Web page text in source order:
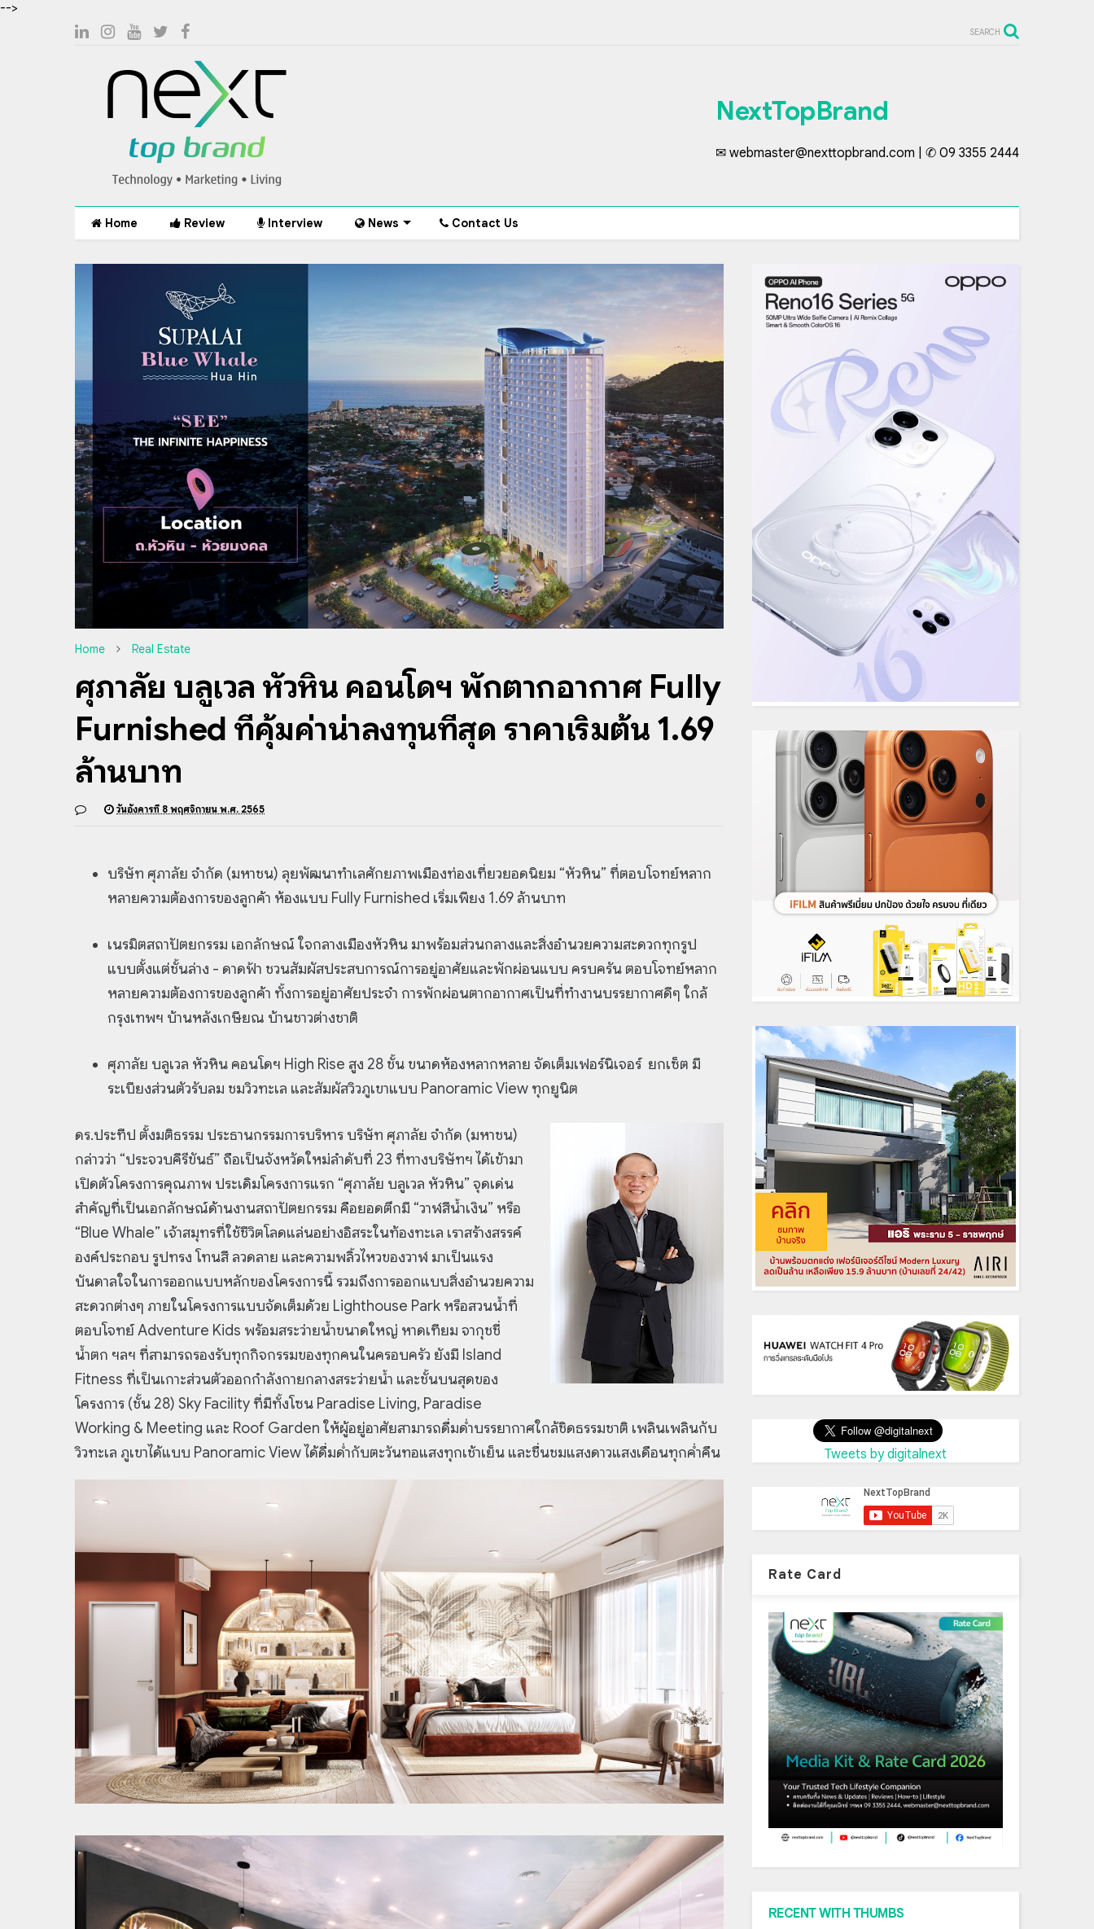
-->
SEARCH
NextTopBrand
✉ webmaster@nexttopbrand.com | ✆ 09 3355 2444
Home Review Interview News Contact Us
Home Real Estate
ศุภาลัย บลูเวล หัวหิน คอนโดฯ พักตากอากาศ Fully
Furnished ที่คุ้มค่าน่าลงทุนที่สุด ราคาเริ่มต้น 1.69
ล้านบาท
วันอังคารที่ 8 พฤศจิกายน พ.ศ. 2565
บริษัท ศุภาลัย จำกัด (มหาชน) ลุยพัฒนาทำเลศักยภาพเมืองท่องเที่ยวยอดนิยม “หัวหิน” ที่ตอบโจทย์หลาก
หลายความต้องการของลูกค้า ห้องแบบ Fully Furnished เริ่มเพียง 1.69 ล้านบาท
เนรมิตสถาปัตยกรรม เอกลักษณ์ ใจกลางเมืองหัวหิน มาพร้อมส่วนกลางและสิ่งอำนวยความสะดวกทุกรูป
แบบตั้งแต่ชั้นล่าง - ดาดฟ้า ชวนสัมผัสประสบการณ์การอยู่อาศัยและพักผ่อนแบบ ครบครัน ตอบโจทย์หลาก
หลายความต้องการของลูกค้า ทั้งการอยู่อาศัยประจำ การพักผ่อนตากอากาศเป็นที่ทำงานบรรยากาศดีๆ ใกล้
กรุงเทพฯ บ้านหลังเกษียณ บ้านชาวต่างชาติ
ศุภาลัย บลูเวล หัวหิน คอนโดฯ High Rise สูง 28 ชั้น ขนาดห้องหลากหลาย จัดเต็มเฟอร์นิเจอร์ ยกเซ็ต มี
ระเบียงส่วนตัวรับลม ชมวิวทะเล และสัมผัสวิวภูเขาแบบ Panoramic View ทุกยูนิต
ดร.ประทีป ตั้งมติธรรม ประธานกรรมการบริหาร บริษัท ศุภาลัย จำกัด (มหาชน)
กล่าวว่า “ประจวบคีรีขันธ์” ถือเป็นจังหวัดใหม่ลำดับที่ 23 ที่ทางบริษัทฯ ได้เข้ามา
เปิดตัวโครงการคุณภาพ ประเดิมโครงการแรก “ศุภาลัย บลูเวล หัวหิน” จุดเด่น
สำคัญที่เป็นเอกลักษณ์ด้านงานสถาปัตยกรรม คือยอดตึกมี “วาฬสีน้ำเงิน” หรือ
“Blue Whale” เจ้าสมุทรที่ใช้ชีวิตโลดแล่นอย่างอิสระในท้องทะเล เราสร้างสรรค์
องค์ประกอบ รูปทรง โทนสี ลวดลาย และความพลิ้วไหวของวาฬ มาเป็นแรง
บันดาลใจในการออกแบบหลักของโครงการนี้ รวมถึงการออกแบบสิ่งอำนวยความ
สะดวกต่างๆ ภายในโครงการแบบจัดเต็มด้วย Lighthouse Park หรือสวนน้ำที่
ตอบโจทย์ Adventure Kids พร้อมสระว่ายน้ำขนาดใหญ่ หาดเทียม จากุชชี่
น้ำตก ฯลฯ ที่สามารถรองรับทุกกิจกรรมของทุกคนในครอบครัว ยังมี Island
Fitness ที่เป็นเกาะส่วนตัวออกกำลังกายกลางสระว่ายน้ำ และชั้นบนสุดของ
โครงการ (ชั้น 28) Sky Facility ที่มีทั้งโซน Paradise Living, Paradise
Working & Meeting และ Roof Garden ให้ผู้อยู่อาศัยสามารถดื่มด่ำบรรยากาศใกล้ชิดธรรมชาติ เพลินเพลินกับ
วิวทะเล ภูเขาได้แบบ Panoramic View ได้ดื่มด่ำกับตะวันทอแสงทุกเช้าเย็น และชื่นชมแสงดาวแสงเดือนทุกค่ำคืน
Tweets by digitalnext
Rate Card
RECENT WITH THUMBS